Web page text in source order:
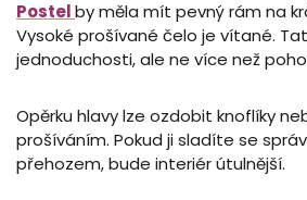
Postelby měla mít pevný rám na
Vysoké prošívané čelo je vítané.
jednoduchosti, ale ne více než
Opěrku hlavy lze ozdobit knoflíky
prošíváním. Pokud ji sladíte se
přehozem, bude interiér útulnější.